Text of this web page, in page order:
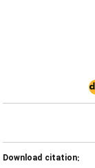
Download citation: